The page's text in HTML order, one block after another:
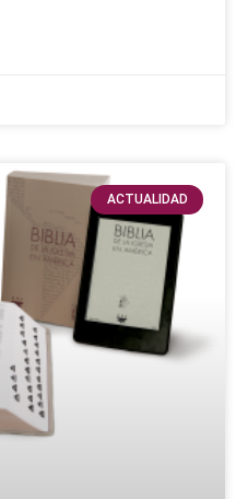
ACTUALIDAD